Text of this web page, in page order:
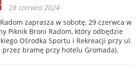
28 czerwca 2024
zaprasza w sobotę, 29 czerwca w
Piknik Broni Radom, który odbędzie
Ośrodka Sportu i Rekreacji przy ul.
bramę przy hotelu Gromada).